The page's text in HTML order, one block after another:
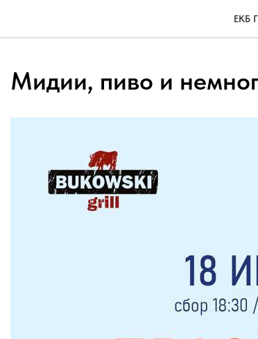
ЕКБ
Мидии, пиво и